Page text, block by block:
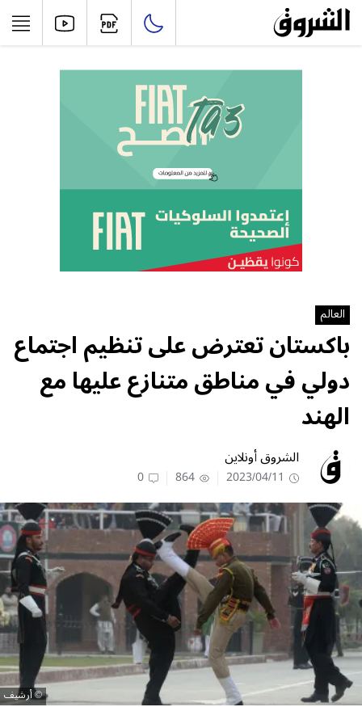
العالم
باكستان تعترض على تنظيم اجتماع
دولي في مناطق متنازع عليها مع
الهند
الشروق أونلاين
2023/04/11
864
0
أرشيف